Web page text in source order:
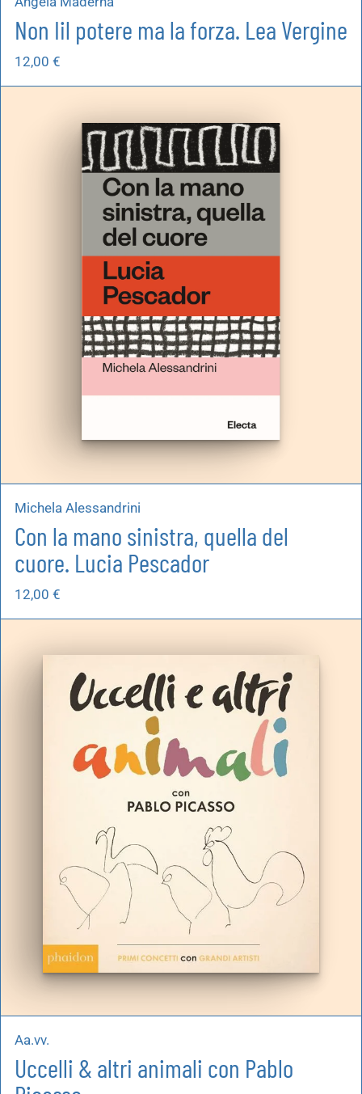
Non Iil potere ma la forza. Lea Vergine
12,00 €
Michela Alessandrini
Con la mano sinistra, quella del
cuore. Lucia Pescador
12,00 €
Aa.vv.
Uccelli & altri animali con Pablo